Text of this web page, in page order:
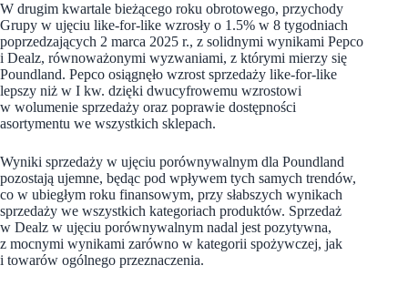
W drugim kwartale bieżącego roku obrotowego, przychody
Grupy w ujęciu like-for-like wzrosły o 1.5% w 8 tygodniach
poprzedzających 2 marca 2025 r., z solidnymi wynikami Pepco
i Dealz, równoważonymi wyzwaniami, z którymi mierzy się
Poundland. Pepco osiągnęło wzrost sprzedaży like-for-like
lepszy niż w I kw. dzięki dwucyfrowemu wzrostowi
w wolumenie sprzedaży oraz poprawie dostępności
asortymentu we wszystkich sklepach.
Wyniki sprzedaży w ujęciu porównywalnym dla Poundland
pozostają ujemne, będąc pod wpływem tych samych trendów,
co w ubiegłym roku finansowym, przy słabszych wynikach
sprzedaży we wszystkich kategoriach produktów. Sprzedaż
w Dealz w ujęciu porównywalnym nadal jest pozytywna,
z mocnymi wynikami zarówno w kategorii spożywczej, jak
i towarów ogólnego przeznaczenia.